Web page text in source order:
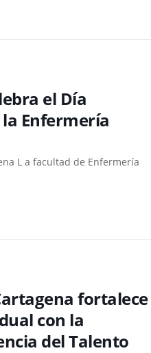
el Día
Enfermería
L a facultad de Enfermería
fortalece
con la
del Talento